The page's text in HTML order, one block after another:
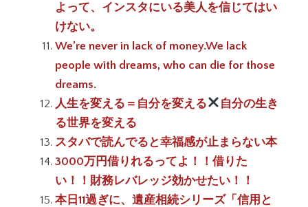
よって、インスタにいる美人を信じてはい
けない。
We’re never in lack of money.We lack
people with dreams, who can die for those
dreams.
人生を変える＝自分を変える
自分の生き
る世界を変える
スタバで読んでると幸福感が止まらない本
3000万円借りれるってよ！！借りた
い！！財務レバレッジ効かせたい！！
本日11過ぎに、遺産相続シリーズ「信用と